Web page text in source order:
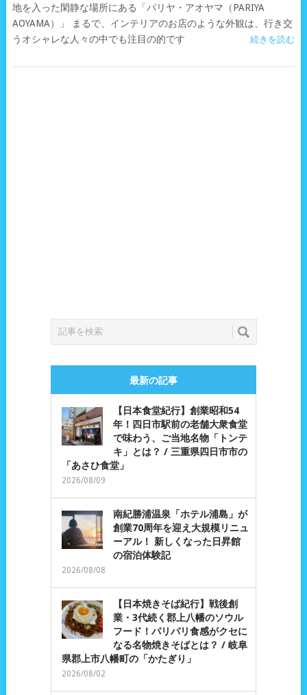
地を入った閑静な場所にある「パリヤ・アオヤマ（PARIYA
AOYAMA）」 まるで、インテリアのお店のような外観は、行き交
うオシャレな人々の中でも注目の的です
続きを読む
最新の記事
【日本食堂紀行】創業昭和54
年！四日市駅前の老舗大衆食堂
で味わう、ご当地名物「トンテ
キ」とは？ / 三重県四日市市の
「あさひ食堂」
2026/08/09
南紀勝浦温泉「ホテル浦島」が
創業70周年を迎え大規模リニュ
ーアル！ 新しくなった日昇館
の宿泊体験記
2026/08/08
【日本焼きそば紀行】戦後創
業・3代続く郡上八幡のソウル
フード！パリパリ食感がクセに
なる名物焼きそばとは？ / 岐阜
県郡上市八幡町の「かたぎり」
2026/08/02